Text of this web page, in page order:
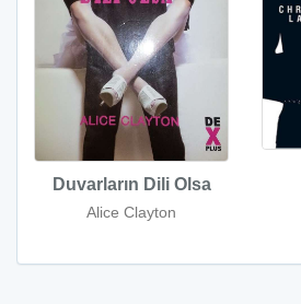
Duvarların Dili Olsa
Alice Clayton